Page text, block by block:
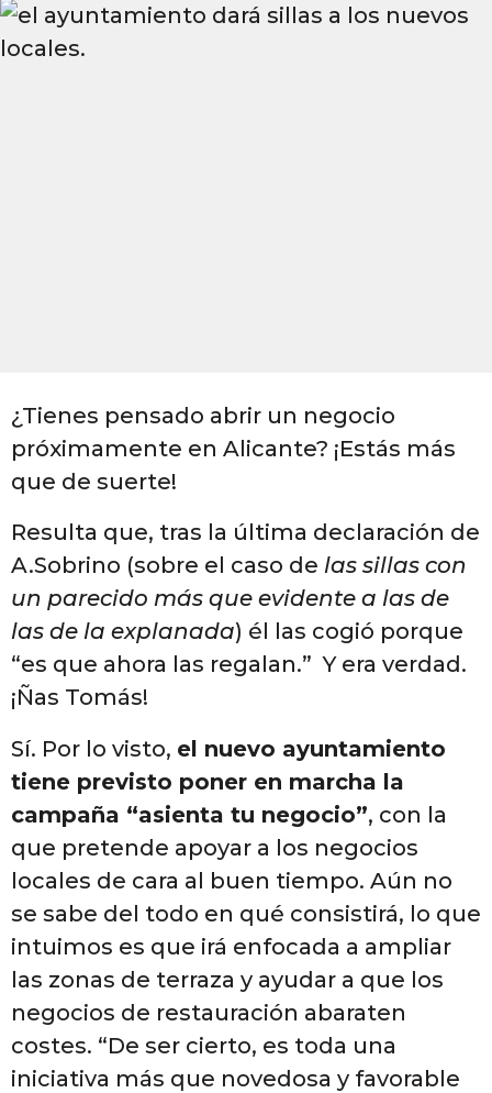
o
s
o
¿Tienes pensado abrir un negocio
próximamente en Alicante? ¡Estás más
que de suerte!
Resulta que, tras la última declaración de
A.Sobrino (sobre el caso de las sillas con
un parecido más que evidente a las de
las de la explanada) él las cogió porque
“es que ahora las regalan.” Y era verdad.
¡Ñas Tomás!
Sí. Por lo visto, el nuevo ayuntamiento
tiene previsto poner en marcha la
campaña “asienta tu negocio”, con la
que pretende apoyar a los negocios
locales de cara al buen tiempo. Aún no
se sabe del todo en qué consistirá, lo que
intuimos es que irá enfocada a ampliar
las zonas de terraza y ayudar a que los
negocios de restauración abaraten
costes. “De ser cierto, es toda una
iniciativa más que novedosa y favorable